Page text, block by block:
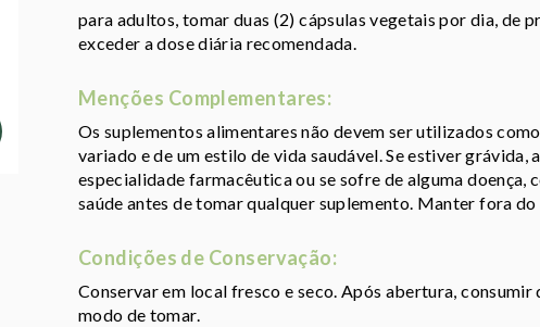
para adultos, tomar duas (2) cápsulas vegetais por dia, de
exceder a dose diária recomendada.
Menções Complementares:
Os suplementos alimentares não devem ser utilizados
variado e de um estilo de vida saudável. Se estiver grávida,
especialidade farmacêutica ou se sofre de alguma doença,
saúde antes de tomar qualquer suplemento. Manter fora do
Condições de Conservação:
Conservar em local fresco e seco. Após abertura,
modo de tomar.